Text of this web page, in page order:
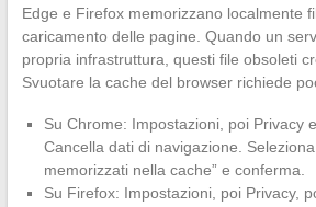
Edge e Firefox memorizzano localmente
caricamento delle pagine. Quando un
propria infrastruttura, questi file obsoleti
Svuotare la cache del browser richiede
Su Chrome: Impostazioni, poi Privacy
Cancella dati di navigazione.
memorizzati nella cache” e conferma.
Su Firefox: Impostazioni, poi Privacy,